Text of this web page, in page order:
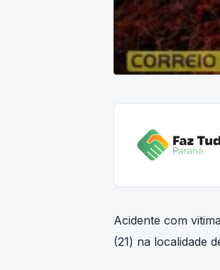
Acidente com
(21) na localidade